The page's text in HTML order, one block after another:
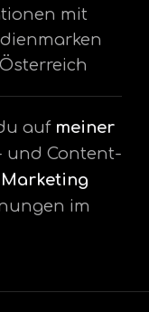
mit
auf meiner
und Content-
im